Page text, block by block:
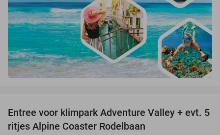
17%
Entree voor klimpark Adventure Valley + evt. 5
ritjes Alpine Coaster Rodelbaan